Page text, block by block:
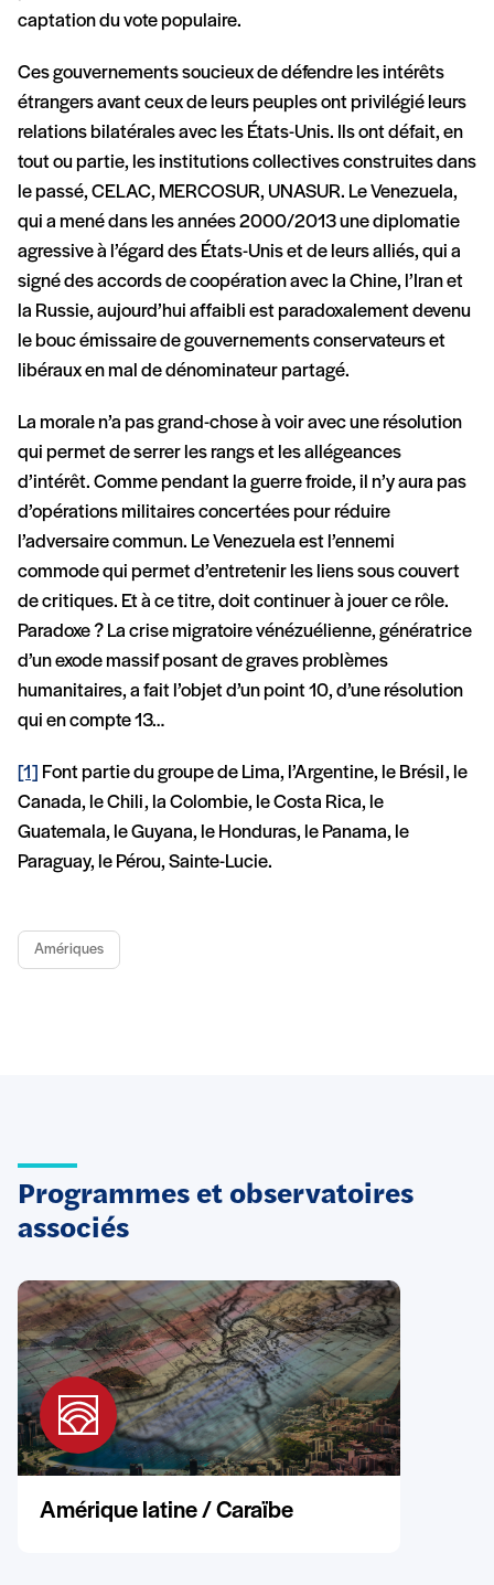
captation du vote populaire.
Ces gouvernements soucieux de défendre les intérêts
étrangers avant ceux de leurs peuples ont privilégié leurs
relations bilatérales avec les États-Unis. Ils ont défait, en
tout ou partie, les institutions collectives construites dans
le passé, CELAC, MERCOSUR, UNASUR. Le Venezuela,
qui a mené dans les années 2000/2013 une diplomatie
agressive à l’égard des États-Unis et de leurs alliés, qui a
signé des accords de coopération avec la Chine, l’Iran et
la Russie, aujourd’hui affaibli est paradoxalement devenu
le bouc émissaire de gouvernements conservateurs et
libéraux en mal de dénominateur partagé.
La morale n’a pas grand-chose à voir avec une résolution
qui permet de serrer les rangs et les allégeances
d’intérêt. Comme pendant la guerre froide, il n’y aura pas
d’opérations militaires concertées pour réduire
l’adversaire commun. Le Venezuela est l’ennemi
commode qui permet d’entretenir les liens sous couvert
de critiques. Et à ce titre, doit continuer à jouer ce rôle.
Paradoxe ? La crise migratoire vénézuélienne, génératrice
d’un exode massif posant de graves problèmes
humanitaires, a fait l’objet d’un point 10, d’une résolution
qui en compte 13…
[1] Font partie du groupe de Lima, l’Argentine, le Brésil, le
Canada, le Chili, la Colombie, le Costa Rica, le
Guatemala, le Guyana, le Honduras, le Panama, le
Paraguay, le Pérou, Sainte-Lucie.
Amériques
Programmes et observatoires
associés
Amérique latine / Caraïbe